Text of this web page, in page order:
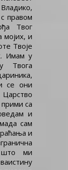
правом
Твог
мојих, и
Твоје
Имам у
Твога
се они
са
и
сам
и
што ми